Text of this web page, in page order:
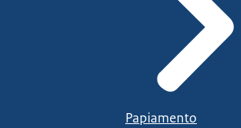
Papiamento